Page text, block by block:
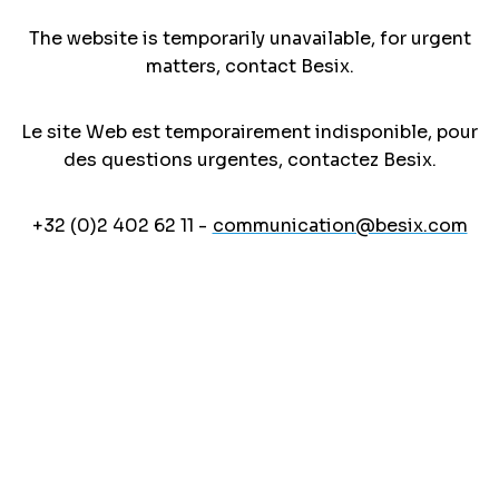
The website is temporarily unavailable, for urgent
matters, contact Besix.
Le site Web est temporairement indisponible, pour
des questions urgentes, contactez Besix.
+32 (0)2 402 62 11 - communication@besix.com